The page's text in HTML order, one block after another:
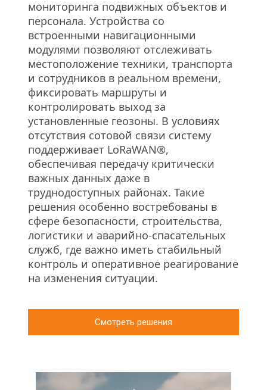
мониторинга подвижных объектов и
персонала. Устройства со
встроенными навигационными
модулями позволяют отслеживать
местоположение техники, транспорта
и сотрудников в реальном времени,
фиксировать маршруты и
контролировать выход за
установленные геозоны. В условиях
отсутствия сотовой связи систему
поддерживает LoRaWAN®,
обеспечивая передачу критически
важных данных даже в
труднодоступных районах. Такие
решения особенно востребованы в
сфере безопасности, строительства,
логистики и аварийно-спасательных
служб, где важно иметь стабильный
контроль и оперативное реагирование
на изменения ситуации.
Смотреть решения